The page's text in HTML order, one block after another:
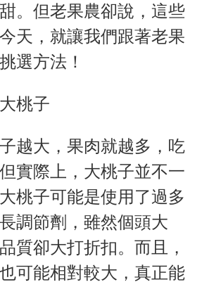
。但老果農卻說，這些
天，就讓我們跟著老果
選方法！
桃子
越大，果肉就越多，吃
實際上，大桃子並不一
桃子可能是使用了過多
調節劑，雖然個頭大
質卻大打折扣。而且，
可能相對較大，真正能